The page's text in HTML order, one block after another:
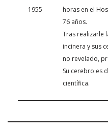
1955
horas en el
76 años.
Tras realizarle
incinera y sus
no revelado,
Su cerebro es
científica.